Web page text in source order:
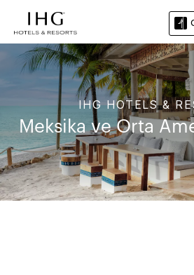
IHG HOTELS &
Meksika ve Orta